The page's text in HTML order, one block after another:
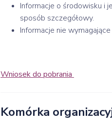
Informacje o środowisku i
sposób szczegółowy.
Informacje nie
Wniosek do pobrania
Komórka